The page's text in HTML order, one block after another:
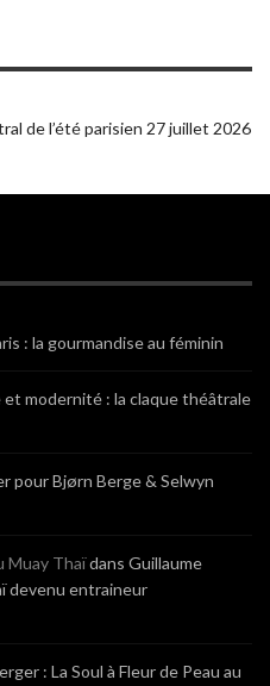
de l’été parisien 27 juillet 2026
: la gourmandise au féminin
modernité : la claque théâtrale
pour Bjørn Berge & Selwyn
Muay Thaïdans Guillaume
devenu entraineur
: La Soul à Fleur de Peau au